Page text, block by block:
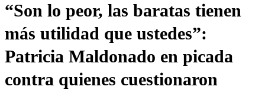
Frecuencias
Agricultura TV
Deportes
Colo Colo
Motor
Entretención
Noticias
Vida Social
“Son lo peor, las baratas tienen
más utilidad que ustedes”:
Patricia Maldonado en picada
contra quienes cuestionaron